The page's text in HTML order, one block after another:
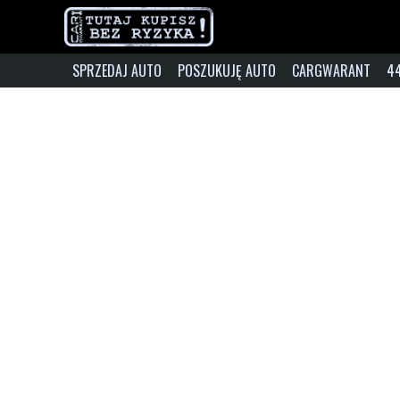
SPRZEDAJ AUTO POSZUKUJĘ AUTO CARGWARANT